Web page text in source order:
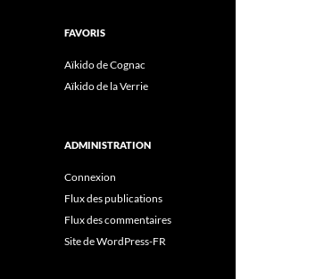
FAVORIS
Aïkido de Cognac
Aïkido de la Verrie
ADMINISTRATION
Connexion
Flux des publications
Flux des commentaires
Site de WordPress-FR